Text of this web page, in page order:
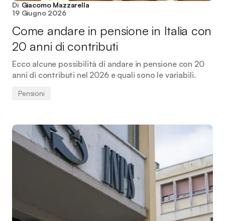
Di Giacomo Mazzarella
19 Giugno 2026
Come andare in pensione in Italia con
20 anni di contributi
Ecco alcune possibilità di andare in pensione con 20
anni di contributi nel 2026 e quali sono le variabili.
Pensioni